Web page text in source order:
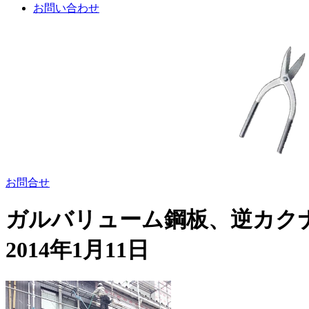
お問い合わせ
お問合せ
ガルバリューム鋼板、逆カク
2014年1月11日